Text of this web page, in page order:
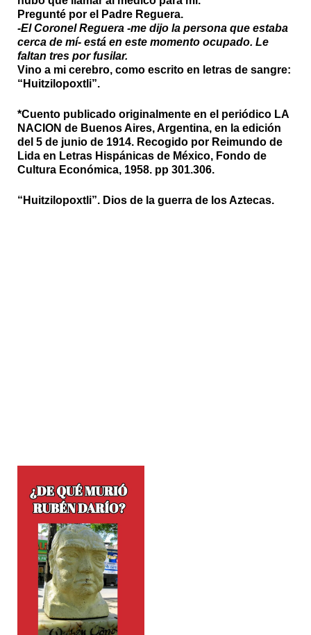
Pregunté por el Padre Reguera.
-El Coronel Reguera -me dijo la persona que estaba
cerca de mí- está en este momento ocupado. Le
faltan tres por fusilar.
Vino a mi cerebro, como escrito en letras de sangre:
“Huitzilopoxtli”.
*Cuento publicado originalmente en el periódico LA
NACION de Buenos Aires, Argentina, en la edición
del 5 de junio de 1914. Recogido por Reimundo de
Lida en Letras Hispánicas de México, Fondo de
Cultura Económica, 1958. pp 301.306.
“Huitzilopoxtli”. Dios de la guerra de los Aztecas.